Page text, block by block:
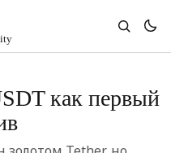
как первый